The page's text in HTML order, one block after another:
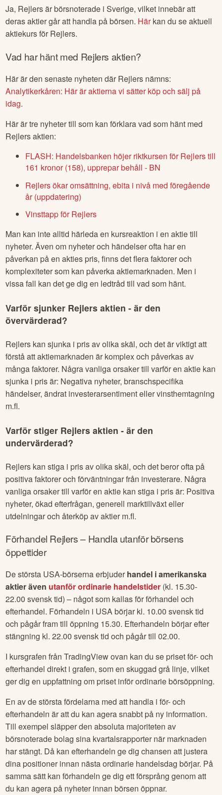
Ja, Rejlersär börsnoterade i Sverige, vilket innebär att
deras aktier går att handla på börsen. Härkan du se aktuell
aktiekurs för Rejlers.
Vad har hänt med Rejlers aktien?
Här är den senaste nyheten där Rejlers nämns:
Analytikerkåren: Här är aktierna vi sätter köp och sälj på
idag.
Här är tre nyheter till som kan förklara vad som hänt med
Rejlersaktien:
FLASH: Handelsbanken höjer riktkursen för Rejlers till
161 kronor (158), upprepar behåll - BN
Rejlers ökar omsättning, ebita i nivå med föregående
år (uppdatering)
Vinsttapp för Rejlers
Man kan inte alltid härleda en kursreaktion i en aktie till
nyheter. Även om nyheter och händelser ofta har en
påverkan på en akties pris, finns det flera faktorer och
komplexiteter som kan påverka aktiemarknaden. Men i
vissa fall kan det ge dig en ledtråd till vad som hänt.
Varför sjunker Rejlers aktien - är den
övervärderad?
Rejlers kan sjunka i pris av olika skäl, och det är viktigt att
förstå att aktiemarknaden är komplex och påverkas av
många faktorer. Några vanliga orsaker till varför en aktie kan
sjunka i pris är: Negativa nyheter, branschspecifika
händelser, ändrat investerarsentiment eller vinsthemtagning
m.fl.
Varför stiger Rejlers aktien - är den
undervärderad?
Rejlers kan stiga i pris av olika skäl, och det beror ofta på
positiva faktorer och förväntningar från investerare. Några
vanliga orsaker till varför en aktie kan stiga i pris är: Positiva
nyheter, ökad efterfrågan, generell marktillväxt eller
utdelningar och återköp av aktier m.fl.
Förhandel Rejlers– Handla utanför börsens
öppettider
De största USA-börserna erbjuder handel i amerikanska
aktier även utanför ordinarie handelstider (kl. 15.30-
22.00 svensk tid) – något som kallas för förhandel och
efterhandel. Förhandeln i USA börjar kl. 10.00 svensk tid
och pågår fram till öppning 15.30. Efterhandeln börjar efter
stängning kl. 22.00 svensk tid och pågår till 02.00.
I kursgrafen från TradingView ovan kan du se priset för- och
efterhandel direkt i grafen, som en skuggad grå linje, vilket
ger dig en uppfattning om priset inför ordinarie börsöppning.
En av de största fördelarna med att handla i för- och
efterhandeln är att du kan agera snabbt på ny information.
Till exempel släpper den absoluta majoriteten av
börsnoterade bolag sina kvartalsrapporter när marknaden
har stängt. Då kan efterhandeln ge dig chansen att justera
dina positioner innan nästa ordinarie handelsdag börjar. På
samma sätt kan förhandeln ge dig ett försprång genom att
du kan agera på nyheter innan börsen öppnar.